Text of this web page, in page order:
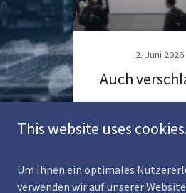
den
2. Juni 2026
Auch
1 / 14
This website uses
Um Ihnen ein optimales
verwenden wir auf unserer